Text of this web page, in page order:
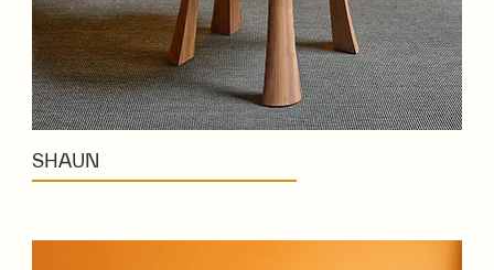
SHAUN